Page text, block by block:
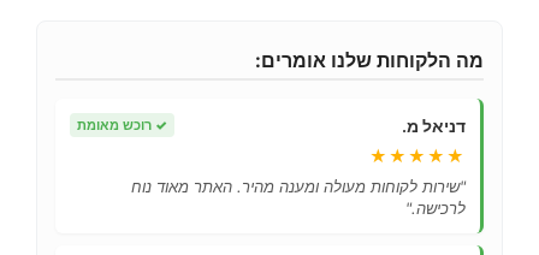
מה הלקוחות שלנו אומרים:
דניאל מ. ✓ רוכש מאומת
★★★★★
"שירות לקוחות מעולה ומענה מהיר. האתר מאוד נוח
לרכישה."